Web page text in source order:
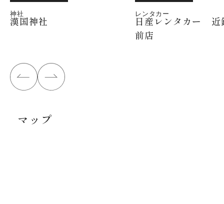
神社
漢国神社
レンタカー
日産レンタカー 近
前店
マップ